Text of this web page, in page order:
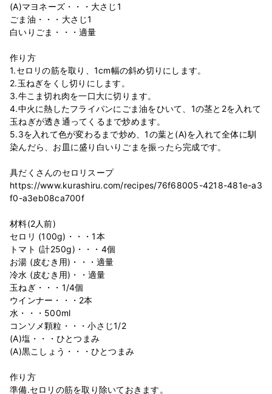
(A)マヨネーズ・・・大さじ1
ごま油・・・大さじ1
白いりごま・・・適量
作り方
1.セロリの筋を取り、1cm幅の斜め切りにします。
2.玉ねぎをくし切りにします。
3.牛こま切れ肉を一口大に切ります。
4.中火に熱したフライパンにごま油をひいて、1の茎と2を入れて
玉ねぎが透き通ってくるまで炒めます。
5.3を入れて色が変わるまで炒め、1の葉と(A)を入れて全体に馴
染んだら、お皿に盛り白いりごまを振ったら完成です。
具だくさんのセロリスープ
https://www.kurashiru.com/recipes/76f68005-4218-481e-a3
f0-a3eb08ca700f
材料(2人前)
セロリ (100g)・・・1本
トマト (計250g)・・・4個
お湯 (皮むき用)・・・適量
冷水 (皮むき用)・・適量
玉ねぎ・・・1/4個
ウインナー・・・2本
水・・・500ml
コンソメ顆粒・・・小さじ1/2
(A)塩・・・ひとつまみ
(A)黒こしょう・・・ひとつまみ
作り方
準備.セロリの筋を取り除いておきます。